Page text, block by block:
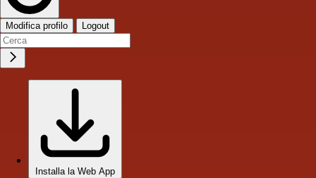
Modifica profilo Logout
Installa la Web App